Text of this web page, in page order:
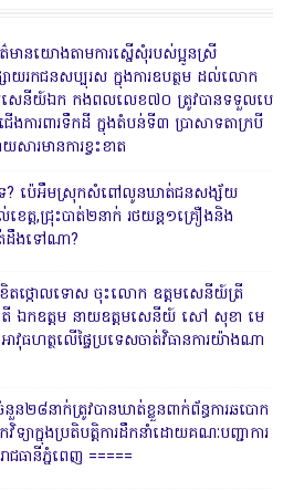
ត៌មានយោងតាមការស្នើសុំរបស់ប្អូនស្រី
សាយរកជនសប្បុរស ក្នុងការឧបត្ថម ដល់លោក
េនីយ៍ឯក កងពលលេខ៧០ ត្រូវបានទទួលបេ
ការពារទឹកដី ក្នុងតំបន់ទី៣ ប្រាសាទតាក្របី
ារមានការខ្វះខាត
? ប៉េអឹមស្រុកសំពៅលូនឃាត់ជនសង្ស័យ
េត្ត,ជ្រុះបាត់២នាក់ រថយន្ត១គ្រឿងនិង
ដឹងទៅណា?
លិខិតថ្កោលទោស ចុះលោក ឧត្តមសេនីយ៍ត្រី
ើ ឯកឧត្តម នាយឧត្តមសេនីយ៍ សៅ សុខា មេ
អាវុធហត្ថលើផ្ទៃប្រទេសចាត់វិធានការយ៉ាងណា
២៨នាក់ត្រូវបានឃាត់ខ្លួនពាក់ព័ន្ធការឆបោក
កវិទ្យាក្នុងប្រតិបត្តិការដឹកនាំដោយគណៈបញ្ជាការ
ាជធានីភ្នំពេញ ‎=====